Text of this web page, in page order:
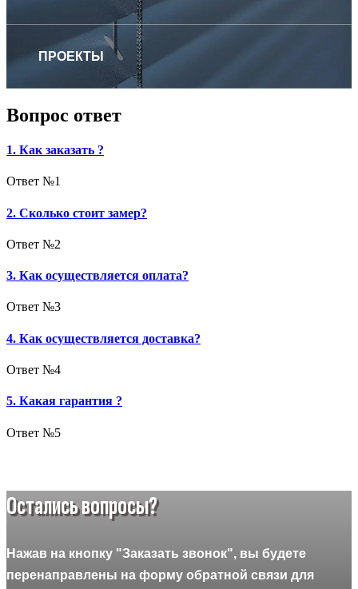
ПРОЕКТЫ
Вопрос ответ
1. Как заказать ?
Ответ №1
2. Сколько стоит замер?
Ответ №2
3. Как осуществляется оплата?
Ответ №3
4. Как осуществляется доставка?
Ответ №4
5. Какая гарантия ?
Ответ №5
Остались вопросы?
Нажав на кнопку "Заказать звонок", вы будете
перенаправлены на форму обратной связи для